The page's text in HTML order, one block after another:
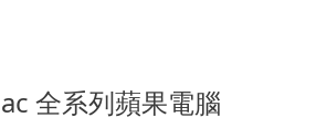
全系列蘋果電腦